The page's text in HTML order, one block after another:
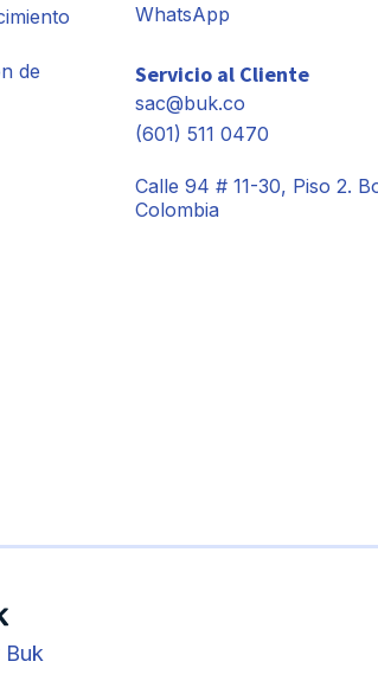
de
WhatsApp
Servicio al Cliente
sac@buk.co
(601) 511 0470
Calle 94 # 11-30, Piso 2.
Colombia
Buk